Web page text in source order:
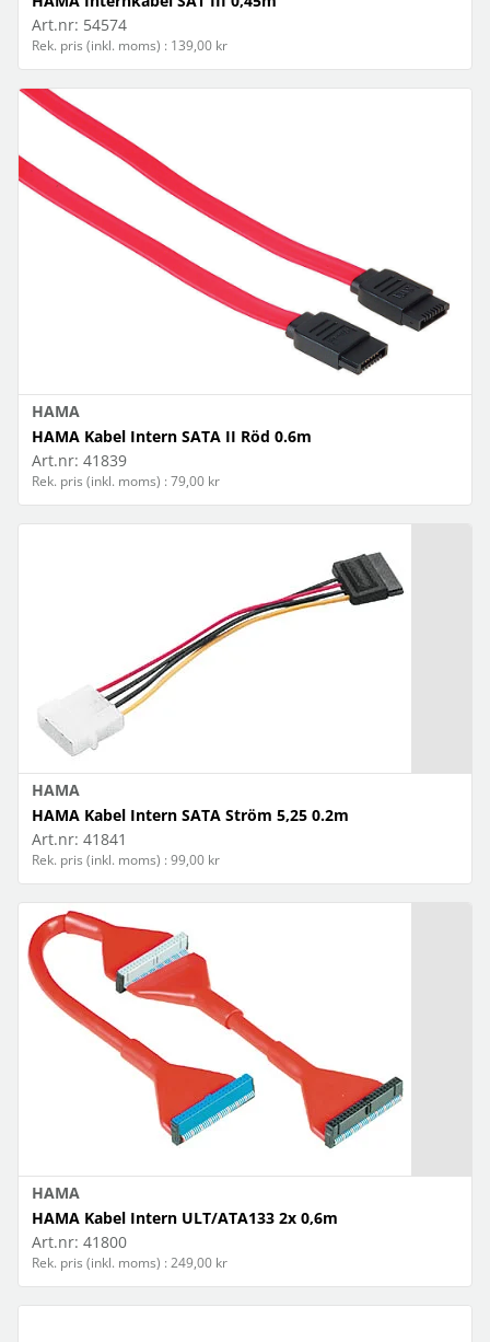
Art.nr: 54574
Rek. pris (inkl. moms) : 139,00 kr
HAMA
HAMA Kabel Intern SATA II Röd 0.6m
Art.nr: 41839
Rek. pris (inkl. moms) : 79,00 kr
HAMA
HAMA Kabel Intern SATA Ström 5,25 0.2m
Art.nr: 41841
Rek. pris (inkl. moms) : 99,00 kr
HAMA
HAMA Kabel Intern ULT/ATA133 2x 0,6m
Art.nr: 41800
Rek. pris (inkl. moms) : 249,00 kr